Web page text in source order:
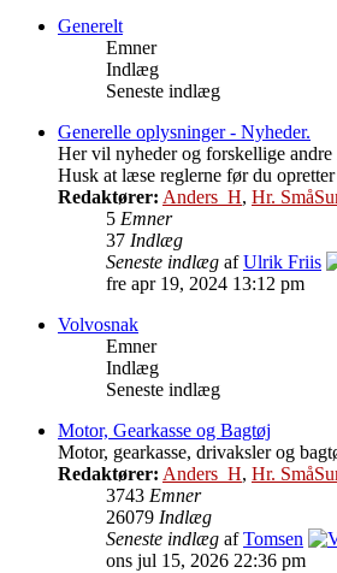
Generelt
Emner
Indlæg
Seneste indlæg
Generelle oplysninger - Nyheder.
Her vil nyheder og forskellige
Husk at læse reglerne før du
Redaktører: Anders_H, Hr.
5 Emner
37 Indlæg
Seneste indlæg afUlrik Friis
fre apr 19, 2024 13:12 pm
Volvosnak
Emner
Indlæg
Seneste indlæg
Motor, Gearkasse og Bagtøj
Motor, gearkasse, drivaksler og
Redaktører: Anders_H, Hr.
3743 Emner
26079 Indlæg
Seneste indlæg afTomsen
ons jul 15, 2026 22:36 pm